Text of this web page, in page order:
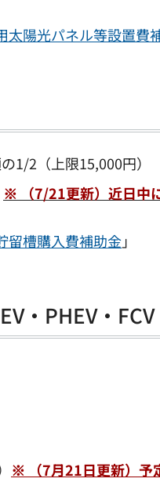
太陽光パネル等設置費
1/2（上限15,000円）
※ （7/21更新）近日中
留槽購入費補助金」
・PHEV・FCV
※ （7月21日更新）予